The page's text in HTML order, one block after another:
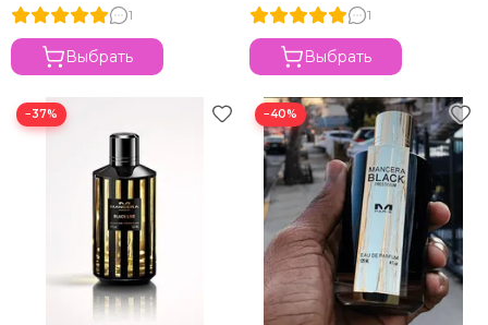
1
Выбрать
1
Выбрать
−37% −40%